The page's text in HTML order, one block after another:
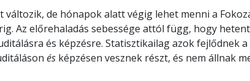
Ismerjen meg egy szcientológust!
Látogatás egy egyházban
Narconon
Az igazság a
Együtt az Emberi
változik, de hónapok alatt végig lehet menni a
Az előrehaladás sebessége attól függ, hogy
és képzésre. Statisztikailag azok fejlődnek
és képzésen vesznek részt, és nem állnak